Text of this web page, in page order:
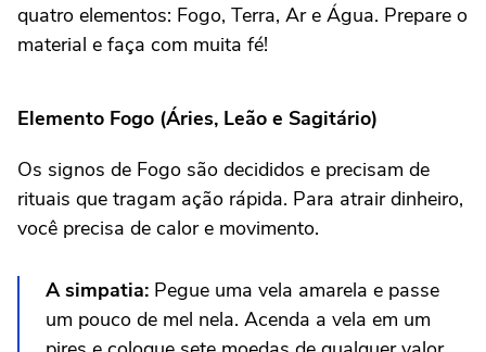
quatro elementos: Fogo, Terra, Ar e Água. Prepare o
material e faça com muita fé!
Elemento Fogo (Áries, Leão e Sagitário)
Os signos de Fogo são decididos e precisam de
rituais que tragam ação rápida. Para atrair dinheiro,
você precisa de calor e movimento.
A simpatia: Pegue uma vela amarela e passe
um pouco de mel nela. Acenda a vela em um